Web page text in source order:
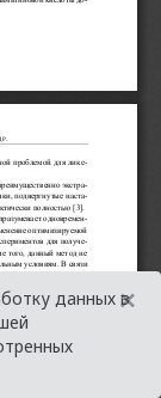
данных в×